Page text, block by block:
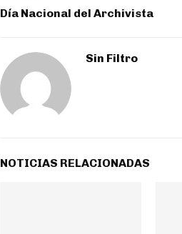
Día Nacional del Archivista
Sin Filtro
NOTICIAS RELACIONADAS